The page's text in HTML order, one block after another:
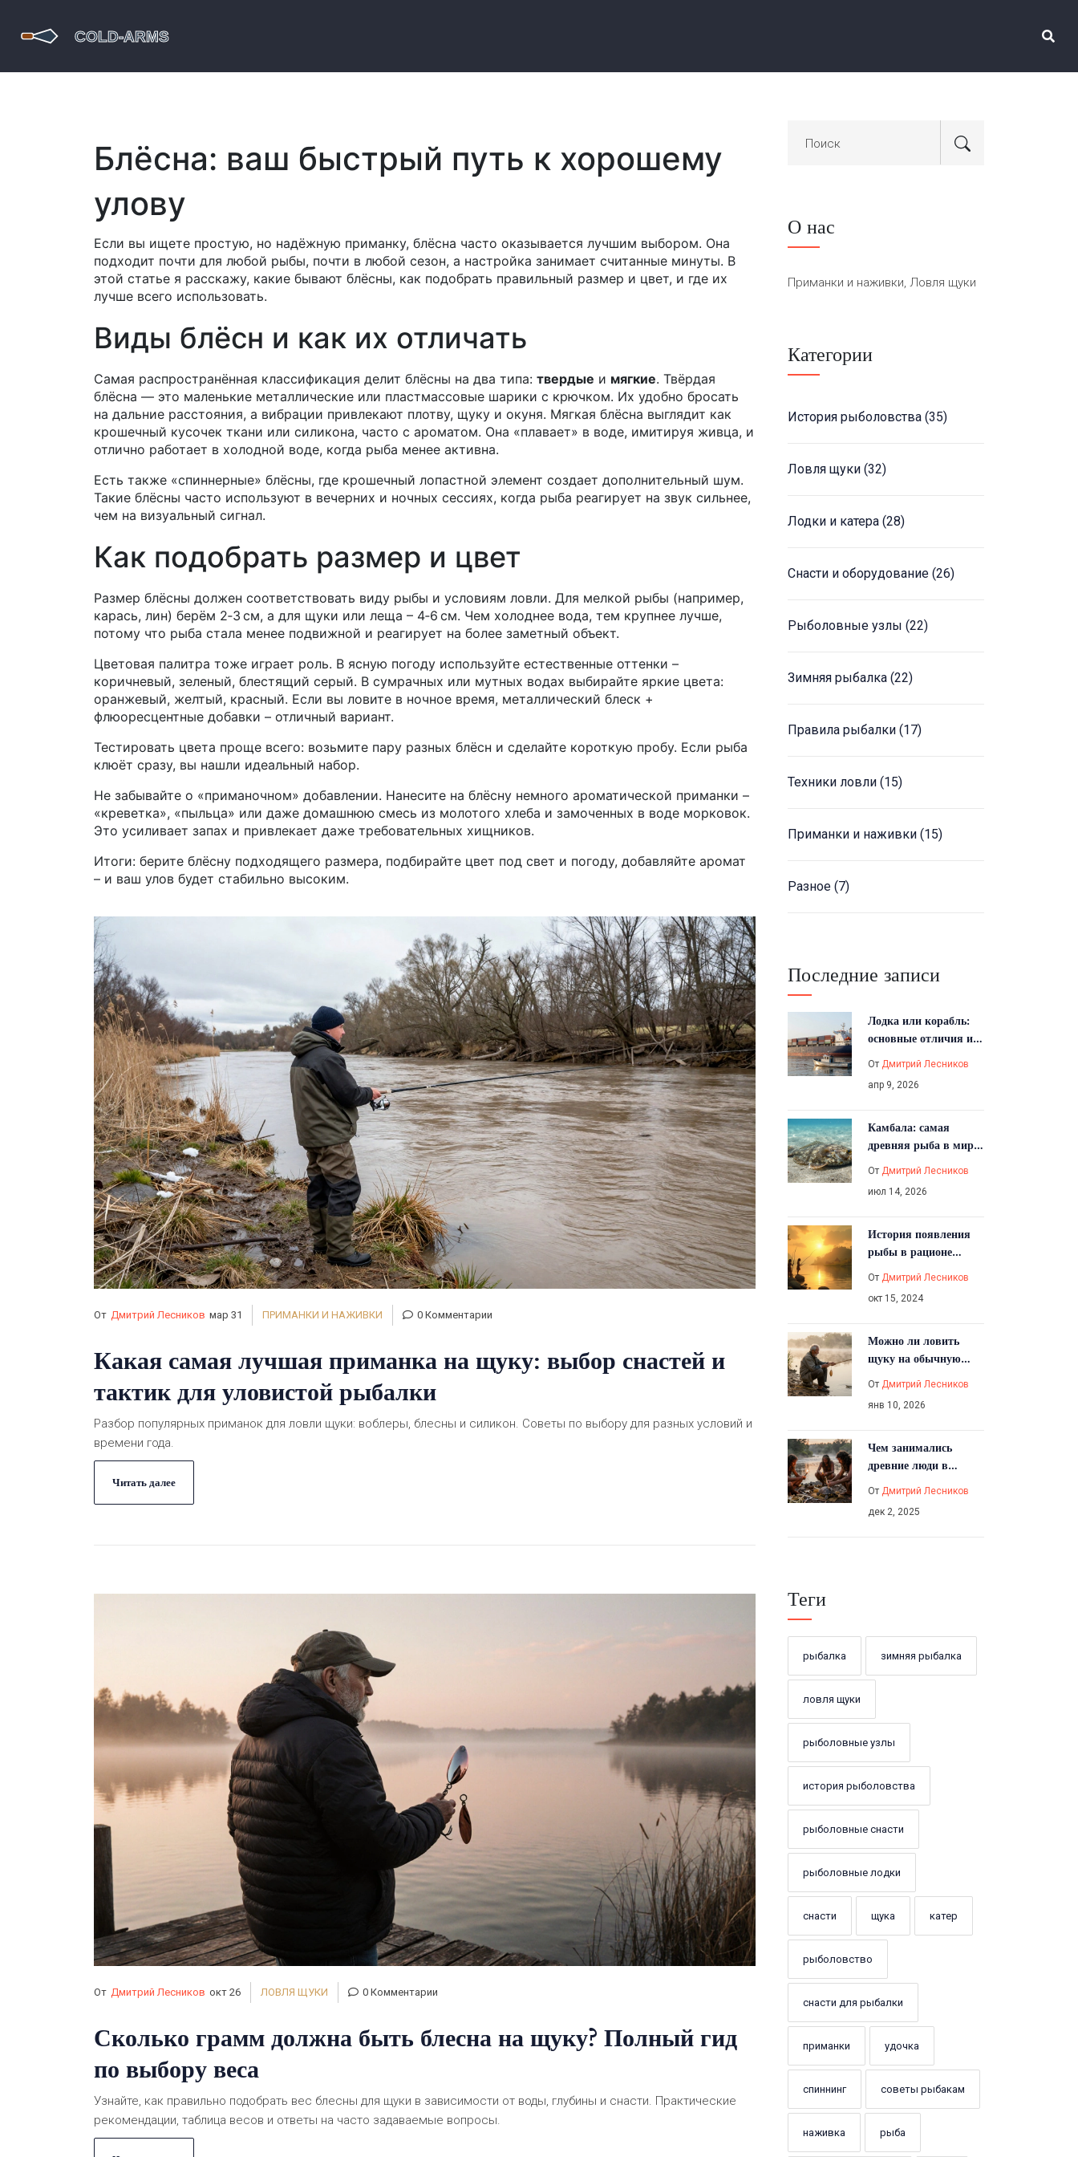
Блёсна: ваш быстрый путь к хорошему
улову
Если вы ищете простую, но надёжную приманку, блёсна часто оказывается лучшим выбором. Она
подходит почти для любой рыбы, почти в любой сезон, а настройка занимает считанные минуты. В
этой статье я расскажу, какие бывают блёсны, как подобрать правильный размер и цвет, и где их
лучше всего использовать.
Виды блёсн и как их отличать
Самая распространённая классификация делит блёсны на два типа: твердые и мягкие. Твёрдая
блёсна — это маленькие металлические или пластмассовые шарики с крючком. Их удобно бросать
на дальние расстояния, а вибрации привлекают плотву, щуку и окуня. Мягкая блёсна выглядит как
крошечный кусочек ткани или силикона, часто с ароматом. Она «плавает» в воде, имитируя живца, и
отлично работает в холодной воде, когда рыба менее активна.
Есть также «спиннерные» блёсны, где крошечный лопастной элемент создает дополнительный шум.
Такие блёсны часто используют в вечерних и ночных сессиях, когда рыба реагирует на звук сильнее,
чем на визуальный сигнал.
Как подобрать размер и цвет
Размер блёсны должен соответствовать виду рыбы и условиям ловли. Для мелкой рыбы (например,
карась, лин) берём 2‑3 см, а для щуки или леща – 4‑6 см. Чем холоднее вода, тем крупнее лучше,
потому что рыба стала менее подвижной и реагирует на более заметный объект.
Цветовая палитра тоже играет роль. В ясную погоду используйте естественные оттенки –
коричневый, зеленый, блестящий серый. В сумрачных или мутных водах выбирайте яркие цвета:
оранжевый, желтый, красный. Если вы ловите в ночное время, металлический блеск +
флюоресцентные добавки – отличный вариант.
Тестировать цвета проще всего: возьмите пару разных блёсн и сделайте короткую пробу. Если рыба
клюёт сразу, вы нашли идеальный набор.
Не забывайте о «приманочном» добавлении. Нанесите на блёсну немного ароматической приманки –
«креветка», «пыльца» или даже домашнюю смесь из молотого хлеба и замоченных в воде морковок.
Это усиливает запах и привлекает даже требовательных хищников.
Итоги: берите блёсну подходящего размера, подбирайте цвет под свет и погоду, добавляйте аромат
– и ваш улов будет стабильно высоким.
От Дмитрий Лесников мар 31 ПРИМАНКИ И НАЖИВКИ 0 Комментарии
Какая самая лучшая приманка на щуку: выбор снастей и
тактик для уловистой рыбалки
Разбор популярных приманок для ловли щуки: воблеры, блесны и силикон. Советы по выбору для разных условий и
времени года.
Читать далее
От Дмитрий Лесников окт 26 ЛОВЛЯ ЩУКИ 0 Комментарии
Сколько грамм должна быть блесна на щуку? Полный гид
по выбору веса
Узнайте, как правильно подобрать вес блесны для щуки в зависимости от воды, глубины и снасти. Практические
рекомендации, таблица весов и ответы на часто задаваемые вопросы.
О нас
Приманки и наживки, Ловля щуки
Категории
История рыболовства (35)
Ловля щуки (32)
Лодки и катера (28)
Снасти и оборудование (26)
Рыболовные узлы (22)
Зимняя рыбалка (22)
Правила рыбалки (17)
Техники ловли (15)
Приманки и наживки (15)
Разное (7)
Последние записи
Лодка или корабль:
основные отличия и
плавсредство
От Дмитрий Лесников
апр 9, 2026
Камбала: самая
древняя рыба в мире
особенности
От Дмитрий Лесников
июл 14, 2026
История появления
рыбы в рационе
От Дмитрий Лесников
окт 15, 2024
Можно ли ловить
щуку на обычную
методы и советы
От Дмитрий Лесников
янв 10, 2026
Чем занимались
древние люди в
костяных крючков до
первых сетей
От Дмитрий Лесников
дек 2, 2025
Теги
рыбалка зимняя рыбалка
ловля щуки
рыболовные узлы
история рыболовства
рыболовные снасти
рыболовные лодки
снасти щука катер
рыболовство
снасти для рыбалки
приманки удочка
спиннинг советы рыбакам
наживка рыба